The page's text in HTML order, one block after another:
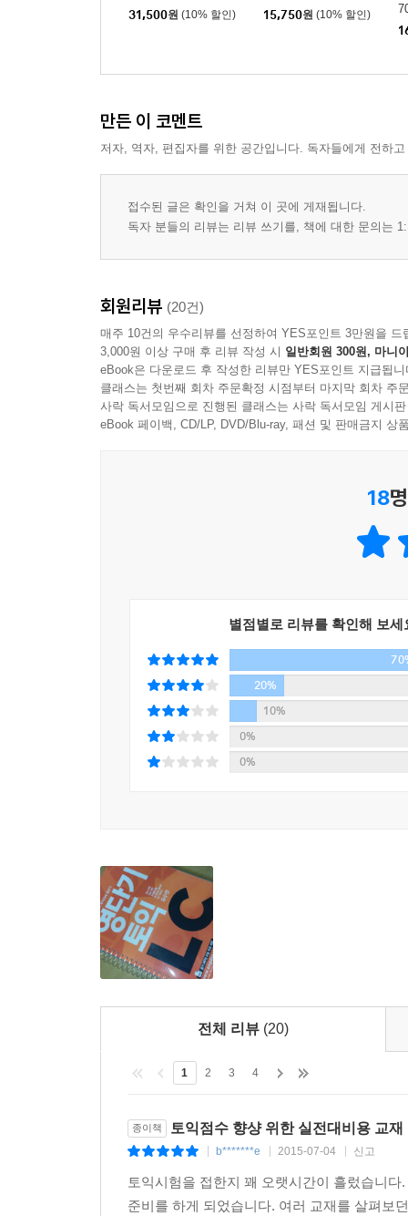
1 Part 3 질문 유형
2 대화 유형 별 빈출 표현
2 고득점 전략
PART 3 고득점 심화 학습
CHAPTER 3 빈출 질문 유형
2 구체적인 세부 사항을 묻는 문제
3 앞으로 발생할 일을 묻는 문제
CHAPTER 4 대화 상황별 연습
1 식당 예약
2 여행 및 호텔
3 항의 및 불만
PART 4 기본 학습
CHAPTER 1 Part 4 질문 유형
1 Part 4 질문 유형
2 담화 유형별 빈출 표현
CHAPTER 2 문제 풀이 전략
1 기본 정보를 묻는 문제
2 구체적인 정보를 묻는 문제
3 앞으로 있을 일에 대해 묻는 문제
CHAPTER 4 담화 유형별 실전 연습
1 전화 메시지
5 업체 및 제품 광고
6 라디오 방송
8 관광 및 견학
PART 4 Actual Test
실전 모의고사 Actual Test
31,500원 (10% 할인) 15,750원 (10% 할인)
만든 이 코멘트
저자, 역자, 편집자를 위한 공간입니다. 독자들에게 전하
접수된 글은 확인을 거쳐 이 곳에 게재됩니다.
독자 분들의 리뷰는 리뷰 쓰기를, 책에 대한 문의는
회원리뷰 (20건)
매주 10건의 우수리뷰를 선정하여 YES포인트 3만원을 드
3,000원 이상 구매 후 리뷰 작성 시 일반회원 300원, 마니
eBook은 다운로드 후 작성한 리뷰만 YES포인트 지급됩니
클래스는 첫번째 회차 주문확정 시점부터 마지막 회차 주
사락 독서모임으로 진행된 클래스는 사락 독서모임 게시
eBook 페이백, CD/LP, DVD/Blu-ray, 패션 및 판매금지 상
18
별점별로 리뷰를 확인해 보세
20%
10%
0%
0%
전체 리뷰 (20)
1 2 3 4
종이책 토익점수 향샹 위한 실전대비용 교재
b*******e 2015-07-04 신고
토익시험을 접한지 꽤 오랫시간이 흘렀습니
준비를 하게 되었습니다. 여러 교재를 살펴보